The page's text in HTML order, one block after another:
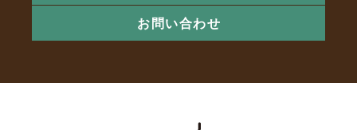
お問い合わせ